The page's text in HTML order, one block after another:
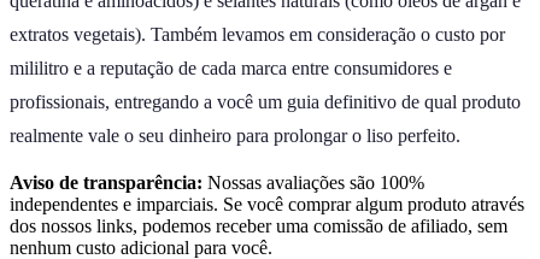
extratos vegetais). Também levamos em consideração o custo por
mililitro e a reputação de cada marca entre consumidores e
profissionais, entregando a você um guia definitivo de qual produto
realmente vale o seu dinheiro para prolongar o liso perfeito.
Aviso de transparência: Nossas avaliações são 100%
independentes e imparciais. Se você comprar algum produto através
dos nossos links, podemos receber uma comissão de afiliado, sem
nenhum custo adicional para você.